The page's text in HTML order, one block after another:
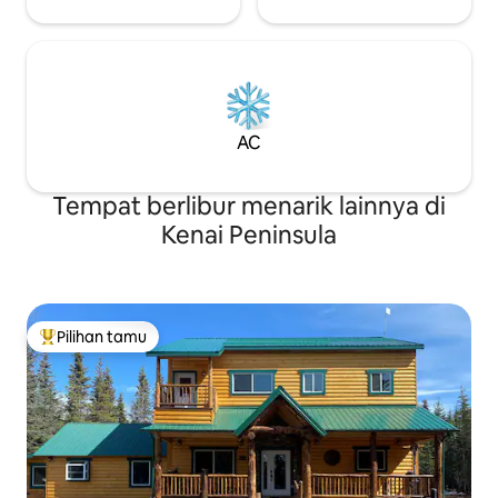
AC
Tempat berlibur menarik lainnya di
Kenai Peninsula
Pilihan tamu terpopuler
Pilihan tamu